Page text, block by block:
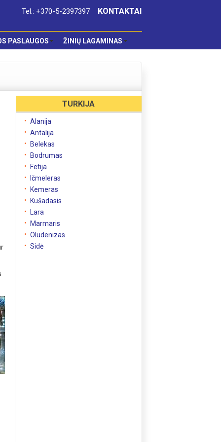
Tel.: +370-5-2397397 KONTAKTAI
PASLAUGOS ŽINIŲ LAGAMINAS
TURKIJA
Alanija
Antalija
Belekas
Bodrumas
Fetija
Ičmeleras
Kemeras
Kušadasis
Lara
Marmaris
Oludenizas
Sidė